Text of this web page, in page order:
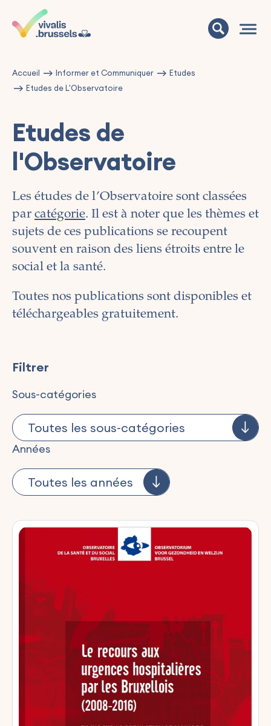
Accueil Informer et Communiquer
Etudes
Etudes de L'Observatoire
Etudes de
l'Observatoire
Les études de l’Observatoire sont classées
par catégorie. Il est à noter que les thèmes et
sujets de ces publications se recoupent
souvent en raison des liens étroits entre le
social et la santé.
Toutes nos publications sont disponibles et
téléchargeables gratuitement.
Filtrer
Sous-catégories
Années